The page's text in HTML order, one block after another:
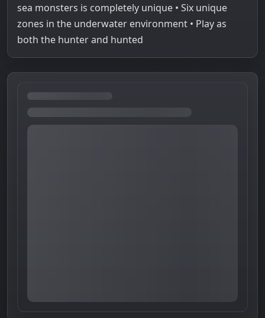
sea monsters is completely unique • Six unique
zones in the underwater environment • Play as
both the hunter and hunted